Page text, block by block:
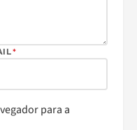
*
para a